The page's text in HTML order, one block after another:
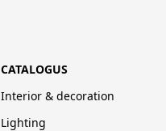
CATALOGUS
Interior & decoration
Lighting